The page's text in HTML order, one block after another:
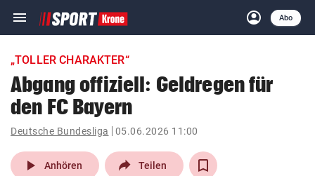
menu Navigation
ein-/ausklappen
account_circle
Anmelden
Abo
close Schließen
account_circle Anmelden
pin_drop
Wien arrow_right
„TOLLER CHARAKTER“
Abgang offiziell: Geldregen für
den FC Bayern
Deutsche Bundesliga 05.06.2026 11:00
play_arrow Anhören Teilen